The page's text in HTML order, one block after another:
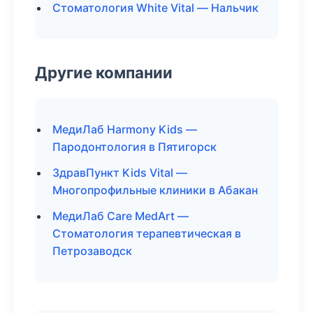
Стоматология White Vital — Нальчик
Другие компании
МедиЛаб Harmony Kids —
Пародонтология в Пятигорск
ЗдравПункт Kids Vital —
Многопрофильные клиники в Абакан
МедиЛаб Care MedArt —
Стоматология терапевтическая в
Петрозаводск